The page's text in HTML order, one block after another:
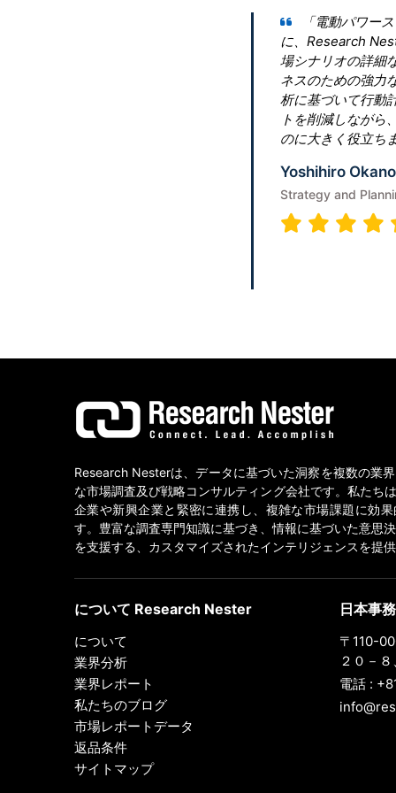
Research Nesterは、データに基づいた洞察を複数の業
な市場調査及び戦略コンサルティング会社です。私たち
企業や新興企業と緊密に連携し、複雑な市場課題に効
す。豊富な調査専門知識に基づき、情報に基づいた意思
を支援する、カスタマイズされたインテリジェンスを提
について Research Nester
について
業界分析
業界レポート
私たちのブログ
市場レポートデータ
返品条件
サイトマップ
日本事
〒110-
２０－
電話 :